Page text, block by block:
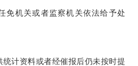
免机关或者监察机关依法给予处
计资料或者经催报后仍未按时提